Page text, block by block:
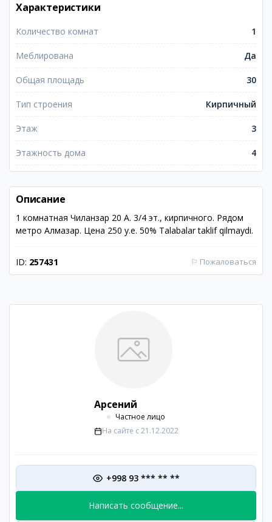
Характеристики
Количество комнат 1
Меблирована Да
Общая площадь 30
Тип строения Кирпичный
Этаж 3
Этажность дома 4
Описание
1 комнатная Чиланзар 20 А. 3/4 эт., кирпичного. Рядом
метро Алмазар. Цена 250 у.е. 50% Talabalar taklif qilmaydi.
ID: 257431 ⚐ Пожаловаться
Арсений
Частное лицо
На сайте с 21.12.2022
+998 93 *** ** **
Написать сообщение...